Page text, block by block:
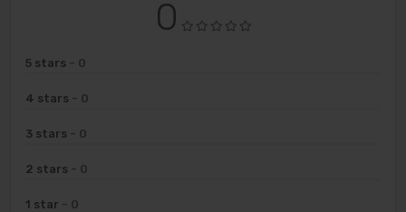
0
5 stars - 0
4 stars - 0
3 stars - 0
2 stars - 0
1 star - 0